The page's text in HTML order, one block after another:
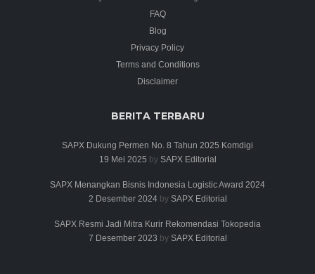
FAQ
Blog
Privacy Policy
Terms and Conditions
Disclaimer
BERITA TERBARU
SAPX Dukung Permen No. 8 Tahun 2025 Komdigi
19 Mei 2025 by SAPX Editorial
SAPX Menangkan Bisnis Indonesia Logistic Award 2024
2 Desember 2024by SAPX Editorial
SAPX Resmi Jadi Mitra Kurir Rekomendasi Tokopedia
7 Desember 2023 by SAPX Editorial